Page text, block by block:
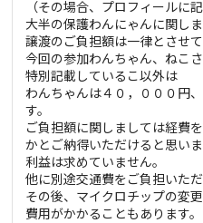
（その場合、プロフィールに
大半の保護わんにゃんに関し
譲渡のご負担額は一律とさせ
今回の参加わんちゃん、ねこ
特別記載しているこ以外は
わんちゃんは４０，０００円
す。
ご負担額に関しましては経費
かとご納得いただけると思いま
利益は求めていません。
他に別途交通費をご負担いただ
その後、マイクロチップの変
費用がかかることもあります。